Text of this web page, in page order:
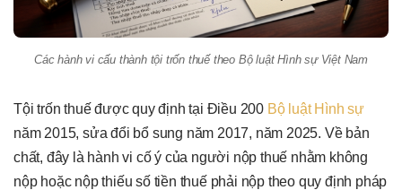
Các hành vi cấu thành tội trốn thuế theo Bộ luật Hình sự Việt Nam
Tội trốn thuế được quy định tại Điều 200 Bộ luật Hình sự
năm 2015, sửa đổi bổ sung năm 2017, năm 2025. Về bản
chất, đây là hành vi cố ý của người nộp thuế nhằm không
nộp hoặc nộp thiếu số tiền thuế phải nộp theo quy định pháp